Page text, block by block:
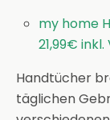
my home
21,99€
Handtücher
täglichen